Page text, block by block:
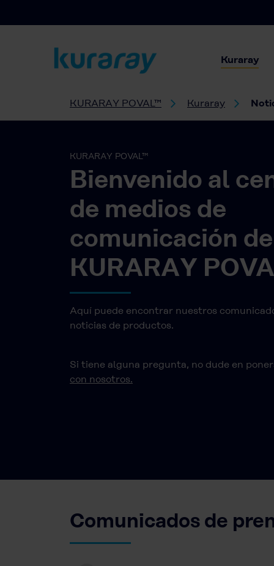
Kuraray
KURARAY POVAL™ Kuraray
KURARAY POVAL™
Bienvenido al
de medios de
comunicación de
KURARAY
Aquí puede encontrar nuestros
noticias de productos.
Si tiene alguna pregunta, no dude en
con nosotros.
Comunicados de